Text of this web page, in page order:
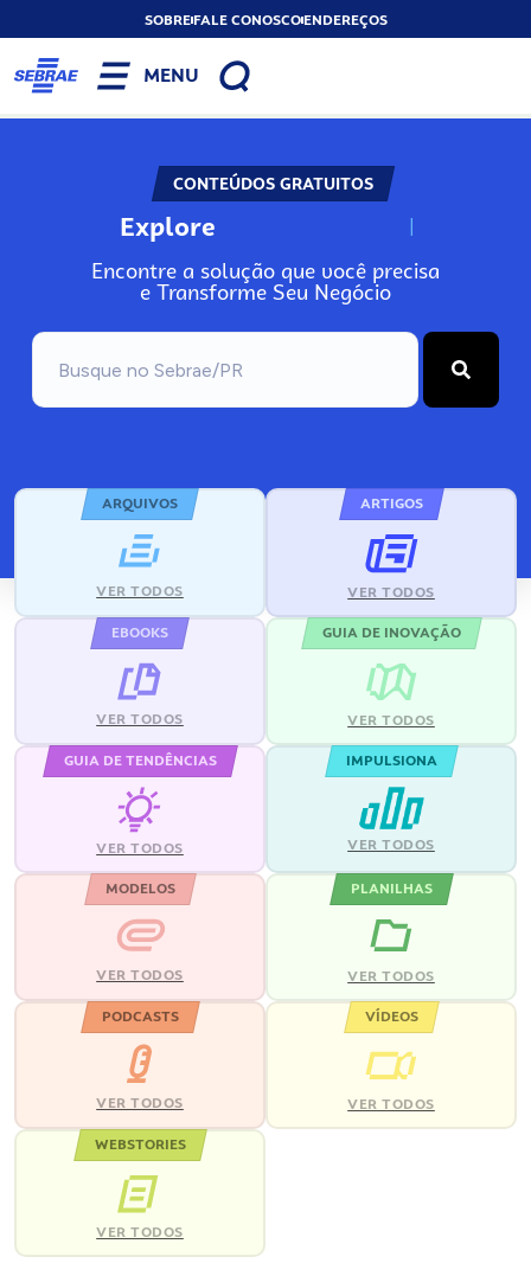
SOBREFALE CONOSCOENDEREÇOS
MENU
CONTEÚDOS GRATUITOS
Explore N
Encontre a solução que você precisa
e Transforme Seu Negócio
ARQUIVOS
VER TODOS
ARTIGOS
VER TODOS
EBOOKS
VER TODOS
GUIA DE INOVAÇÃO
VER TODOS
GUIA DE TENDÊNCIAS
VER TODOS
IMPULSIONA
VER TODOS
MODELOS
VER TODOS
PLANILHAS
VER TODOS
PODCASTS
VER TODOS
VÍDEOS
VER TODOS
WEBSTORIES
VER TODOS